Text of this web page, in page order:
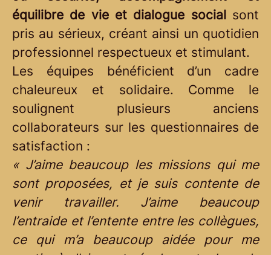
équilibre de vie et dialogue socialsont
pris au sérieux, créant ainsi un quotidien
professionnel respectueux et stimulant.
Les équipes bénéficient d’un cadre
chaleureux et solidaire. Comme le
soulignent plusieurs anciens
collaborateurs sur les questionnaires de
satisfaction :
« J’aime beaucoup les missions qui me
sont proposées, et je suis contente de
venir travailler. J’aime beaucoup
l’entraide et l’entente entre les collègues,
ce qui m’a beaucoup aidée pour me